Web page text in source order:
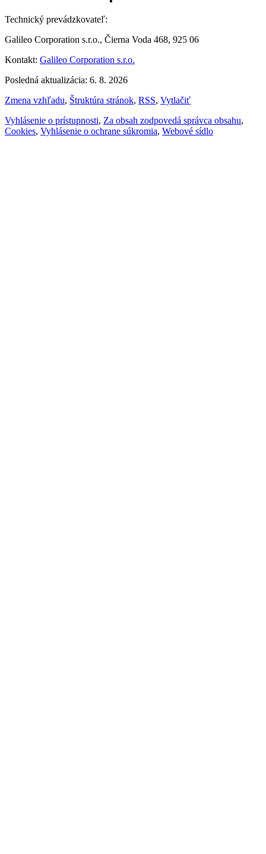
Technický prevádzkovateľ:
Galileo Corporation s.r.o., Čierna Voda 468, 925 06
Kontakt: Galileo Corporation s.r.o.
Posledná aktualizácia: 6. 8. 2026
Zmena vzhľadu, Štruktúra stránok, RSS, Vytlačiť
Vyhlásenie o prístupnosti, Za obsah zodpovedá správca obsahu,
Cookies, Vyhlásenie o ochrane súkromia, Webové sídlo